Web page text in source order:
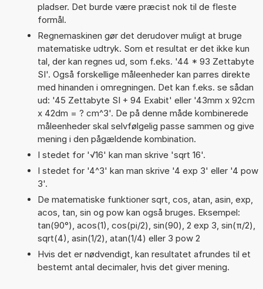
pladser. Det burde være præcist nok til de fleste
formål.
Regnemaskinen gør det derudover muligt at bruge
matematiske udtryk. Som et resultat er det ikke kun
tal, der kan regnes ud, som f.eks. '44 * 93 Zettabyte
SI'. Også forskellige måleenheder kan parres direkte
med hinanden i omregningen. Det kan f.eks. se sådan
ud: '45 Zettabyte SI + 94 Exabit' eller '43mm x 92cm
x 42dm = ? cm^3'. De på denne måde kombinerede
måleenheder skal selvfølgelig passe sammen og give
mening i den pågældende kombination.
I stedet for '√16' kan man skrive 'sqrt 16'.
I stedet for '4^3' kan man skrive '4 exp 3' eller '4 pow
3'.
De matematiske funktioner sqrt, cos, atan, asin, exp,
acos, tan, sin og pow kan også bruges. Eksempel:
tan(90°), acos(1), cos(pi/2), sin(90), 2 exp 3, sin(π/2),
sqrt(4), asin(1/2), atan(1/4) eller 3 pow 2
Hvis det er nødvendigt, kan resultatet afrundes til et
bestemt antal decimaler, hvis det giver mening.